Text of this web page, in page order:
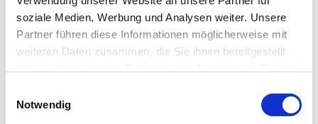
soziale Medien, Werbung und Analysen weiter. Unsere
Partner führen diese Informationen möglicherweise mit
weiteren Daten zusammen, die Sie ihnen bereitgestellt
Notwendig
€6.50 inkl. MwSt. zzgl. Versand
(€ 17.71/kg)
€8.90 inkl. MwSt. zzgl. Versand
(€ 17/kg)